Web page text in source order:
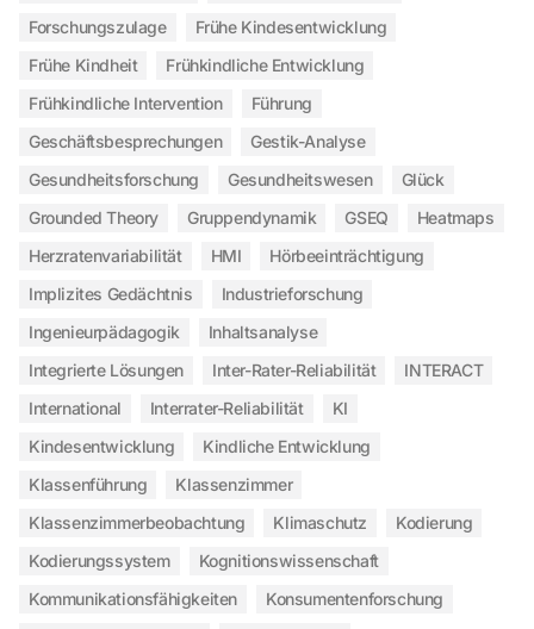
Forschungszulage
Frühe Kindesentwicklung
Frühe Kindheit
Frühkindliche Entwicklung
Frühkindliche Intervention
Führung
Geschäftsbesprechungen
Gestik-Analyse
Gesundheitsforschung
Gesundheitswesen
Glück
Grounded Theory
Gruppendynamik GSEQ
Heatmaps
Herzratenvariabilität
HMI
Hörbeeinträchtigung
Implizites Gedächtnis
Industrieforschung
Ingenieurpädagogik
Inhaltsanalyse
Integrierte Lösungen
Inter-Rater-Reliabilität
INTERACT
International
Interrater-Reliabilität
KI
Kindesentwicklung
Kindliche Entwicklung
Klassenführung
Klassenzimmer
Klassenzimmerbeobachtung
Klimaschutz
Kodierung
Kodierungssystem
Kognitionswissenschaft
Kommunikationsfähigkeiten
Konsumentenforschung